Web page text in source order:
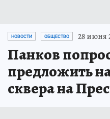
НОВОСТИ ОБЩЕСТВО 28 июня
Панков
предложить
сквера на